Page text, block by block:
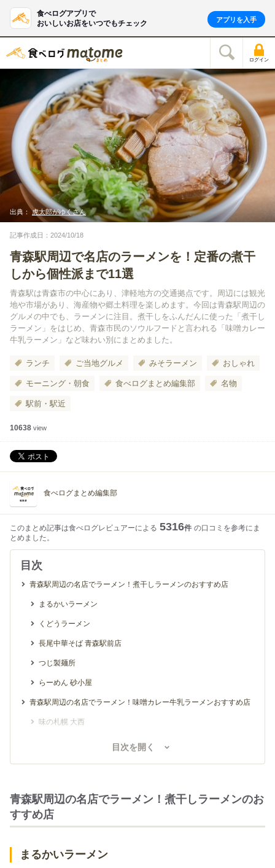
食べログアプリで
おいしいお店をいつでもチェック
アプリを入手
ログイン
出典：虎太郎がゆくさん
記事作成日：2024/10/18
青森駅周辺で名店のラーメンを！定番の煮干
しから個性派まで11選
青森駅は青森市の中心にあり、津軽地方の交通拠点です。周辺には観光
地や市場があり、海産物や郷土料理を楽しめます。今回は青森駅周辺の
グルメの中でも、ラーメンに注目。煮干しをふんだんに使った「煮干し
ラーメン」をはじめ、青森市民のソウルフードと言われる「味噌カレー
牛乳ラーメン」など味わい別にまとめました。
ランチ ご当地グルメ みそラーメン おしゃれ
モーニング・朝食 食べログまとめ編集部 名物
駅前・駅近
10638 view
食べログまとめ編集部
このまとめ記事は食べログレビュアーによる 5316件 の口コミを参考にま
とめました。
目次
青森駅周辺の名店でラーメン！煮干しラーメンのおすすめ店
まるかいラーメン
くどうラーメン
長尾中華そば 青森駅前店
つじ製麺所
らーめん 砂小屋
青森駅周辺の名店でラーメン！味噌カレー牛乳ラーメンおすすめ店
味の札幌 大西
【番外編】青森市内の名店でラーメン！その他おすすめ店
中華そば ひらこ屋
麺や ゼットン
目次を開く
青森駅周辺の名店でラーメン！煮干しラーメンのお
すすめ店
まるかいラーメン